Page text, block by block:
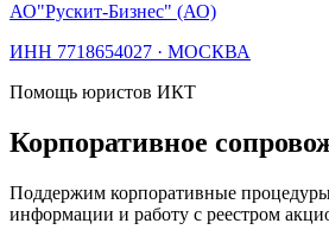
АО"Рускит-Бизнес" (АО)
ИНН 7718654027 · МОСКВА
Помощь юристов ИКТ
Корпоративное
Поддержим корпоративные
информации и работу с реестром